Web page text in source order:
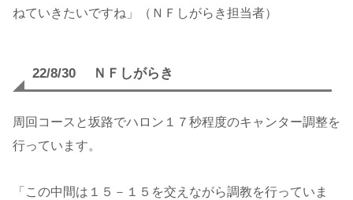
ねていきたいですね」（ＮＦしがらき担当者）
22/8/30 ＮＦしがらき
周回コースと坂路でハロン１７秒程度のキャンター調整を
行っています。
「この中間は１５－１５を交えながら調教を行っていま